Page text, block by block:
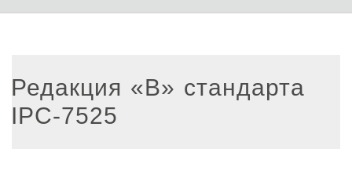
Редакция «В» стандарта
IPC-7525